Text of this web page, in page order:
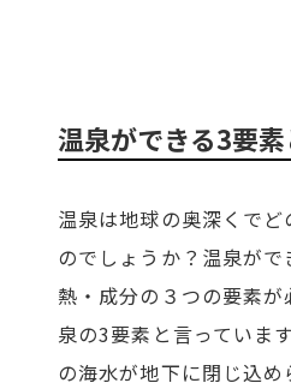
温泉ができる3要
温泉は地球の奥深くで
のでしょうか？温泉がで
熱・成分の３つの要素が
泉の3要素と言っていま
の海水が地下に閉じ込